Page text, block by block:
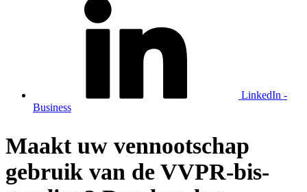
LinkedIn -
Business
Maakt uw vennootschap
gebruik van de VVPR-bis-